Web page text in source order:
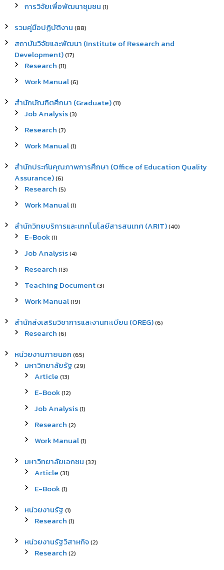
การวิจัยเพื่อพัฒนาชุมชน (1)
รวมคู่มือปฏิบัติงาน (88)
สถาบันวิจัยและพัฒนา (Institute of Research and
Development)(17)
Research (11)
Work Manual(6)
สำนักบัณฑิตศึกษา (Graduate)(11)
Job Analysis(3)
Research (7)
Work Manual(1)
สำนักประกันคุณภาพการศึกษา (Office of Education Quality
Assurance)(6)
Research (5)
Work Manual(1)
สำนักวิทยบริการและเทคโนโลยีสารสนเทศ (ARIT)(40)
E-Book(1)
Job Analysis(4)
Research (13)
Teaching Document(3)
Work Manual(19)
สำนักส่งเสริมวิชาการและงานทะเบียน (OREG)(6)
Research (6)
หน่วยงานภายนอก (65)
มหาวิทยาลัยรัฐ (29)
Article (13)
E-Book(12)
Job Analysis(1)
Research (2)
Work Manual(1)
มหาวิทยาลัยเอกชน (32)
Article (31)
E-Book(1)
หน่วยงานรัฐ (1)
Research (1)
หน่วยงานรัฐวิสาหกิจ(2)
Research (2)